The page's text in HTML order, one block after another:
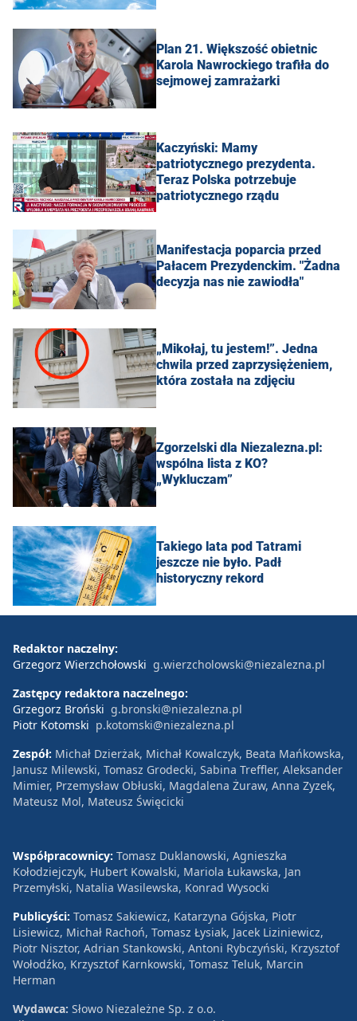
Plan 21. Większość obietnic
Karola Nawrockiego trafiła do
sejmowej zamrażarki
Kaczyński: Mamy
patriotycznego prezydenta.
Teraz Polska potrzebuje
patriotycznego rządu
Manifestacja poparcia przed
Pałacem Prezydenckim. "Żadna
decyzja nas nie zawiodła"
„Mikołaj, tu jestem!”. Jedna
chwila przed zaprzysiężeniem,
która została na zdjęciu
Zgorzelski dla Niezalezna.pl:
wspólna lista z KO?
„Wykluczam”
Takiego lata pod Tatrami
jeszcze nie było. Padł
historyczny rekord
Redaktor naczelny:
Grzegorz Wierzchołowski g.wierzcholowski@niezalezna.pl
Zastępcy redaktora naczelnego:
Grzegorz Broński g.bronski@niezalezna.pl
Piotr Kotomski p.kotomski@niezalezna.pl
Zespół: Michał Dzierżak, Michał Kowalczyk, Beata Mańkowska,
Janusz Milewski, Tomasz Grodecki, Sabina Treffler, Aleksander
Mimier, Przemysław Obłuski, Magdalena Żuraw, Anna Zyzek,
Mateusz Mol, Mateusz Święcicki
Współpracownicy: Tomasz Duklanowski, Agnieszka
Kołodziejczyk, Hubert Kowalski, Mariola Łukawska, Jan
Przemyłski, Natalia Wasilewska, Konrad Wysocki
Publicyści: Tomasz Sakiewicz, Katarzyna Gójska, Piotr
Lisiewicz, Michał Rachoń, Tomasz Łysiak, Jacek Liziniewicz,
Piotr Nisztor, Adrian Stankowski, Antoni Rybczyński, Krzysztof
Wołodźko, Krzysztof Karnkowski, Tomasz Teluk, Marcin
Herman
Wydawca: Słowo Niezależne Sp. z o.o.